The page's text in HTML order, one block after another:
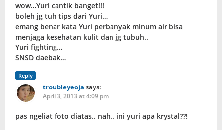
wow…Yuri cantik banget!!!
boleh jg tuh tips dari Yuri…
emang benar kata Yuri perbanyak minum air bisa
menjaga kesehatan kulit dan jg tubuh..
Yuri fighting…
SNSD daebak…
Reply
troubleyeoja says:
April 3, 2013 at 4:09 pm
pas ngeliat foto diatas.. nah.. ini yuri apa krystal??!